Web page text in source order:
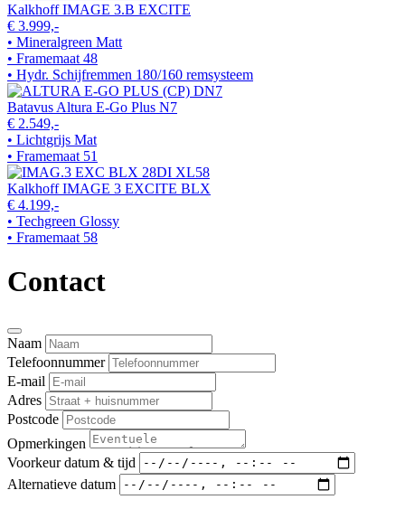
Kalkhoff IMAGE 3.B EXCITE
€ 3.999,-
• Mineralgreen Matt
• Framemaat 48
• Hydr. Schijfremmen 180/160 remsysteem
Batavus Altura E-Go Plus N7
€ 2.549,-
• Lichtgrijs Mat
• Framemaat 51
Kalkhoff IMAGE 3 EXCITE BLX
€ 4.199,-
• Techgreen Glossy
• Framemaat 58
Contact
Naam
Telefoonnummer
E-mail
Adres
Postcode
Opmerkingen
Voorkeur datum & tijd
Alternatieve datum